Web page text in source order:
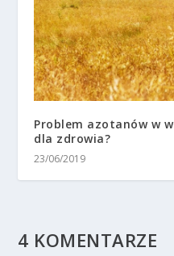
Problem azotanów w
dla zdrowia?
23/06/2019
4 KOMENTARZE